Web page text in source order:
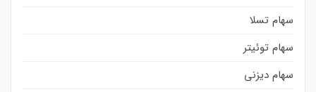
سهام تسلا
سهام توئیتر
سهام دیزنی